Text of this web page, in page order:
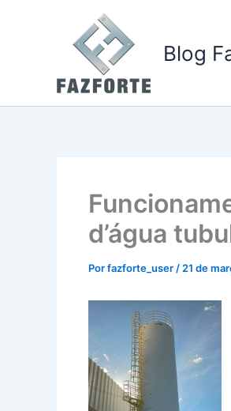
Blog
d’água
Porfazforte_user / 21 de